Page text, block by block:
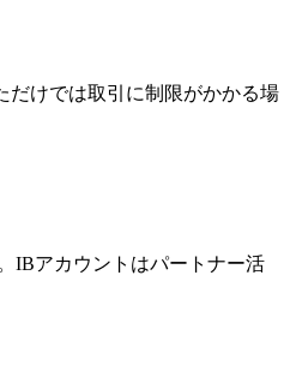
だけでは取引に制限がかかる場
IBアカウントはパートナー活